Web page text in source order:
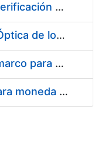
Servicio de Calibración y Verificación Externa de los Equipos de Medición del Servicio de Prevención de la FNMT-RCM
Conexión mediante Fibra Óptica de los Centros de Proceso de Datos (CPDs) de las sedes de la FNMT-RCM de Burgos y Madrid
Contratación de acuerdo marco para el Suministro de Material de Electricidad para la Fábrica Nacional de Moneda y Timbre-Real Casa de la Moneda en su centro de trabajo de Burgos
Suministro de estuches para moneda de 30 €